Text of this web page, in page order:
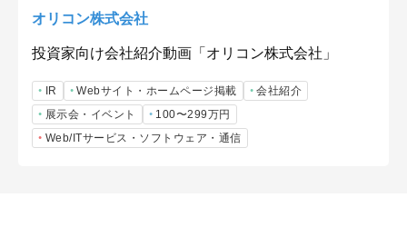
オリコン株式会社
投資家向け会社紹介動画「オリコン株式会社」
IR Webサイト・ホームページ掲載
会社紹介
展示会・イベント
100〜299万円
Web/ITサービス・ソフトウェア・通信